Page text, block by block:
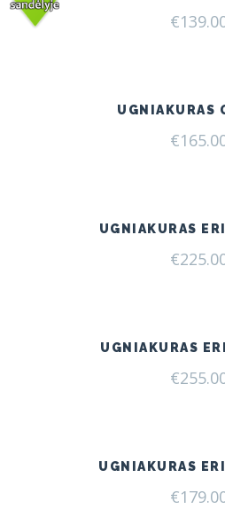
€
UGNIAKURAS
€
UGNIAKURAS
€
UGNIAKURAS
€
UGNIAKURAS
€